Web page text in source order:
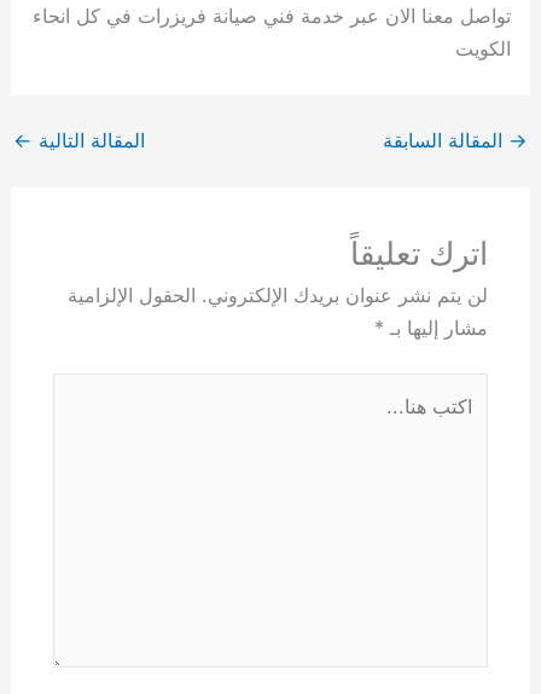
تواصل معنا الان عبر خدمة فني صيانة فريزرات في كل انحاء
الكويت
→ المقالة السابقة المقالة التالية ←
اترك تعليقاً
لن يتم نشر عنوان بريدك الإلكتروني. الحقول الإلزامية
مشار إليها بـ *
هنا...